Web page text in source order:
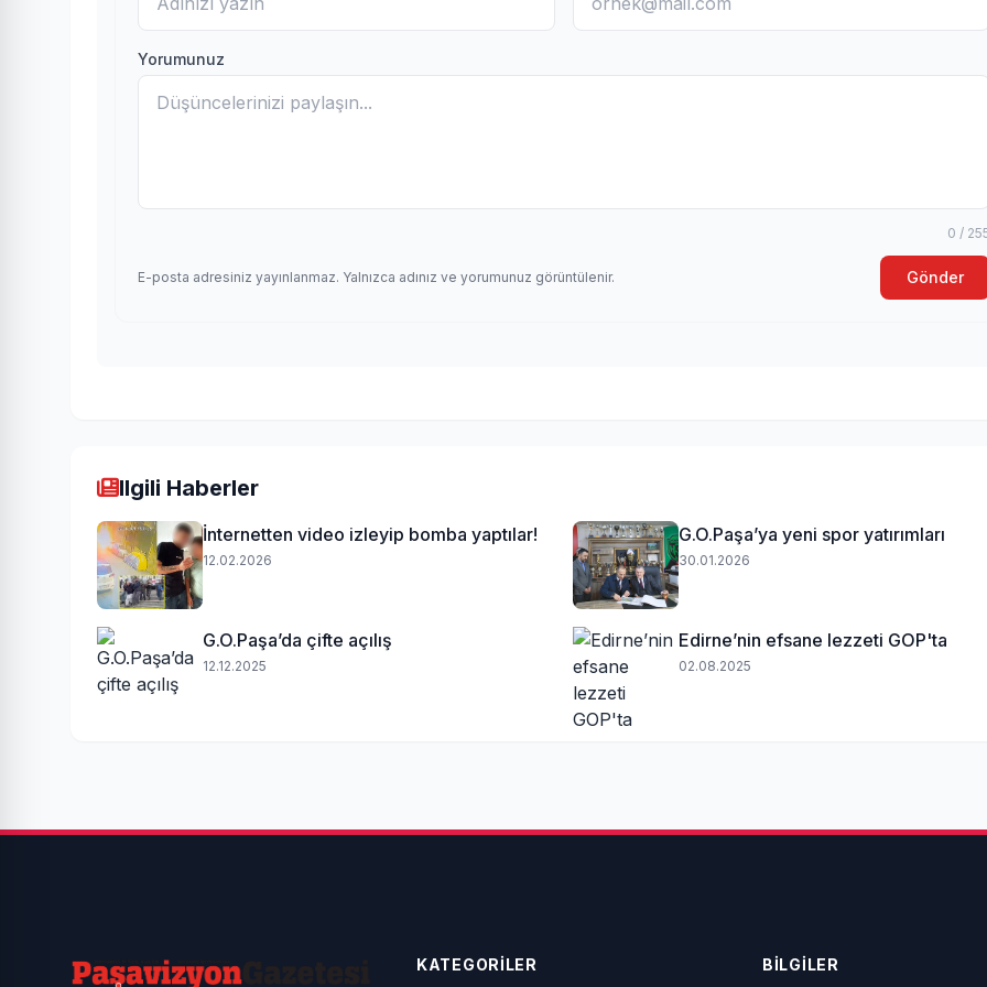
Yorumunuz
0 /
E-posta adresiniz yayınlanmaz. Yalnızca adınız ve yorumunuz görüntülenir. Gönder
Ilgili Haberler
İnternetten video izleyip bomba yaptılar!
12.02.2026
G.O.Paşa’ya yeni spor yatırımları
30.01.2026
G.O.Paşa’da çifte açılış
12.12.2025
Edirne’nin efsane lezzeti GOP'ta
02.08.2025
KATEGORİLER BİLGİLER